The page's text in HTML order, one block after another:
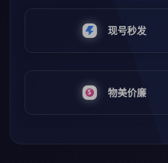
现号秒发
物美价廉